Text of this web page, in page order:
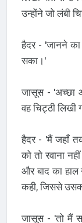
उन्होंने जो लंबी
हैदर - 'जानने का
सका।'
जासूस - 'अच्छा
वह चिट्ठी लिखी
हैदर - 'मैं जहाँ
को तो रवाना
और बाद का हाल
कही, जिससे
जासूस - 'तो मैं